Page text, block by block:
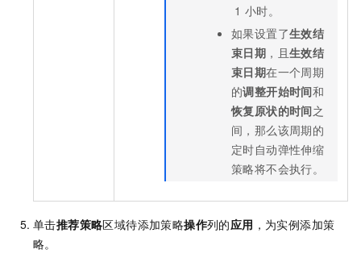
1 小时。
如果设置了生效结
束日期 ，且生效结
束日期在一个周期
的调整开始时间和
恢复原状的时间之
间，那么该周期的
定时自动弹性伸缩
策略将不会执行。
单击推荐策略区域待添加策略操作列的应用 ，为实例添加策
略。